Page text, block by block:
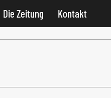
Die Zeitung Kontakt